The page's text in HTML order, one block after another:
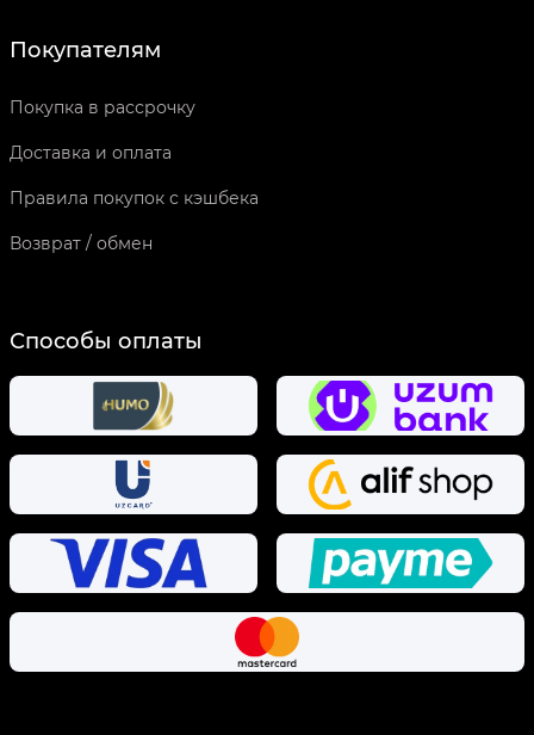
Покупателям
Покупка в рассрочку
Доставка и оплата
Правила покупок с кэшбека
Возврат / обмен
Способы оплаты